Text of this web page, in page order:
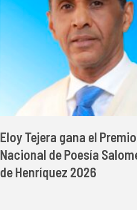
Eloy Tejera gana el
Nacional de Poesía
de Henríquez 2026